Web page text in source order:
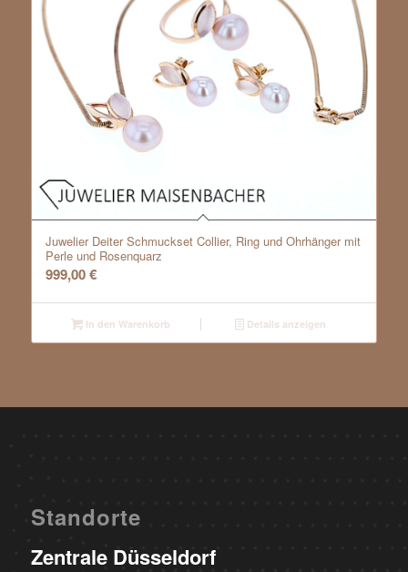
Juwelier Deiter Schmuckset Collier, Ring und Ohrhänger mit
Perle und Rosenquarz
999,00€
In den Warenkorb Details anzeigen
Standorte
Zentrale Düsseldorf